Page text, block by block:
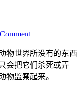
物世界所没有的东西
会把它们杀死或弄
物监禁起来。